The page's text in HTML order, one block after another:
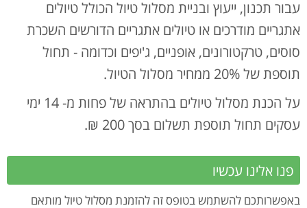
עבור תכנון, ייעוץ ובניית מסלול טיול הכולל טיולים
אתגריים מודרכים או טיולים אתגריים הדורשים השכרת
סוסים, טרקטורונים, אופניים, ג'יפים וכדומה - תחול
תוספת של 20% ממחיר מסלול הטיול.
על הכנת מסלול טיולים בהתראה של פחות מ- 14 ימי
עסקים תחול תוספת תשלום בסך 200 ₪.
פנו אלינו עכשיו
באפשרותכם להשתמש בטופס זה להזמנת מסלול טיול מותאם